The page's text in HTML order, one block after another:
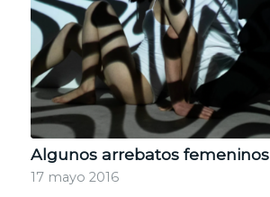
Algunos arrebatos femeninos
17 mayo 2016